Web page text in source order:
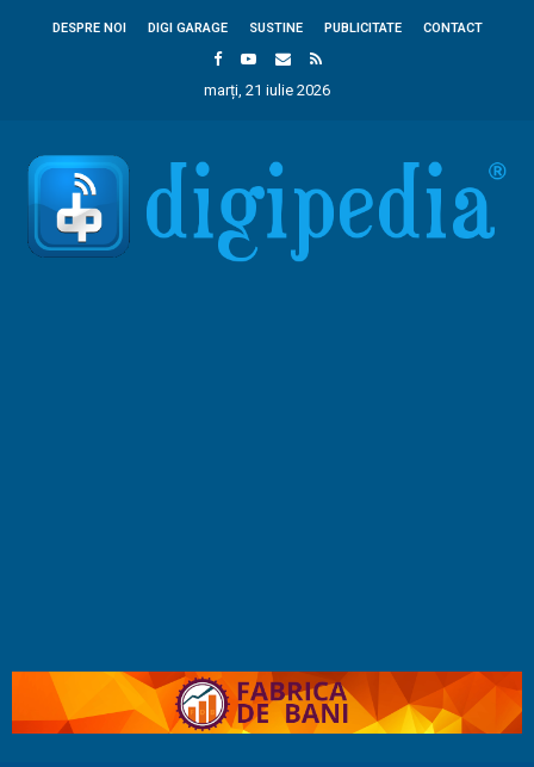
DESPRE NOI DIGI GARAGE SUSTINE PUBLICITATE CONTACT
marți, 21 iulie 2026